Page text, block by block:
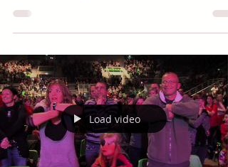
jamais imaginé sur le thème du Magicien Pirate avec
Load video